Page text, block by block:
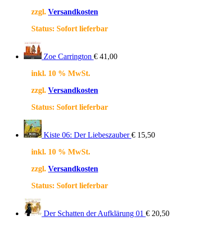
zzgl. Versandkosten
Status: Sofort lieferbar
Zoe Carrington € 41,00
inkl. 10 % MwSt.
zzgl. Versandkosten
Status: Sofort lieferbar
Kiste 06: Der Liebeszauber € 15,50
inkl. 10 % MwSt.
zzgl. Versandkosten
Status: Sofort lieferbar
Der Schatten der Aufklärung 01 € 20,50